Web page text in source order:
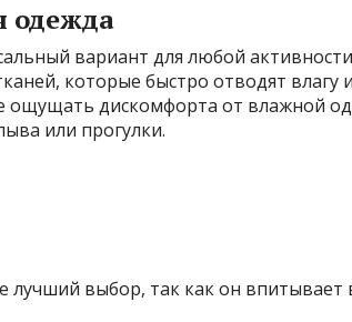
одежда
вариант для любой
которые быстро отводят влагу
ощущать дискомфорта от влажной
или прогулки.
лучший выбор, так как он впитывает